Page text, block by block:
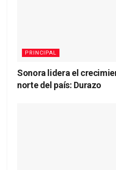
PRINCIPAL
Sonora lidera el
norte del país: Durazo